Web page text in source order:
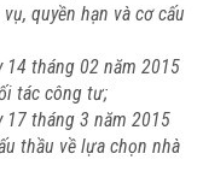
quyền hạn và cơ cấu
tháng 02 năm 2015
i tác công tư;
tháng 3 năm 2015
thầu về lựa chọn nhà